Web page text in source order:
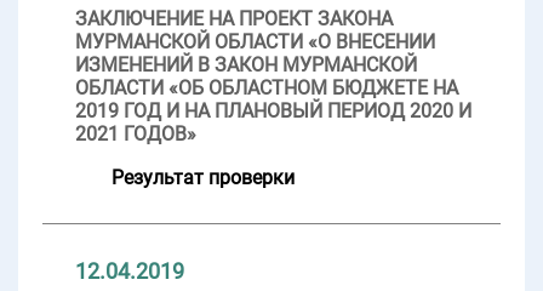
ЗАКЛЮЧЕНИЕ НА ПРОЕКТ ЗАКОНА
МУРМАНСКОЙ ОБЛАСТИ «О ВНЕСЕНИИ
ИЗМЕНЕНИЙ В ЗАКОН МУРМАНСКОЙ
ОБЛАСТИ «ОБ ОБЛАСТНОМ БЮДЖЕТЕ НА
2019 ГОД И НА ПЛАНОВЫЙ ПЕРИОД 2020 И
2021 ГОДОВ»
Результат проверки
12.04.2019